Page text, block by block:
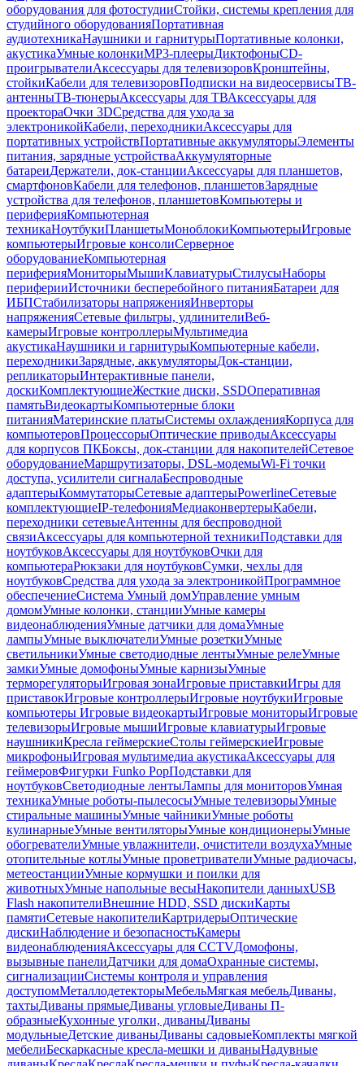
оборудования для фотостудииСтойки, системы крепления для
студийного оборудованияПортативная
аудиотехникаНаушники и гарнитурыПортативные колонки,
акустикаУмные колонкиMP3-плеерыДиктофоныCD-
проигрывателиАксессуары для телевизоровКронштейны,
стойкиКабели для телевизоровПодписки на видеосервисыТВ-
антенныТВ-тюнерыАксессуары для ТВАксессуары для
проектораОчки 3DСредства для ухода за
электроникойКабели, переходникиАксессуары для
портативных устройствПортативные аккумуляторыЭлементы
питания, зарядные устройстваАккумуляторные
батареиДержатели, док-станцииАксессуары для планшетов,
смартфоновКабели для телефонов, планшетовЗарядные
устройства для телефонов, планшетовКомпьютеры и
периферияКомпьютерная
техникаНоутбукиПланшетыМоноблокиКомпьютерыИгровые
компьютерыИгровые консолиСерверное
оборудованиеКомпьютерная
периферияМониторыМышиКлавиатурыСтилусыНаборы
периферииИсточники бесперебойного питанияБатареи для
ИБПСтабилизаторы напряженияИнверторы
напряженияСетевые фильтры, удлинителиВеб-
камерыИгровые контроллерыМультимедиа
акустикаНаушники и гарнитурыКомпьютерные кабели,
переходникиЗарядные, аккумуляторыДок-станции,
репликаторыИнтерактивные панели,
доскиКомплектующиеЖесткие диски, SSDОперативная
памятьВидеокартыКомпьютерные блоки
питанияМатеринские платыСистемы охлажденияКорпуса для
компьютеровПроцессорыОптические приводыАксессуары
для корпусов ПКБоксы, док-станции для накопителейСетевое
оборудованиеМаршрутизаторы, DSL-модемыWi-Fi точки
доступа, усилители сигналаБеспроводные
адаптерыКоммутаторыСетевые адаптерыPowerlineСетевые
комплектующиеIP-телефонияМедиаконвертерыКабели,
переходники сетевыеАнтенны для беспроводной
связиАксессуары для компьютерной техникиПодставки для
ноутбуковАксессуары для ноутбуковОчки для
компьютераРюкзаки для ноутбуковСумки, чехлы для
ноутбуковСредства для ухода за электроникойПрограммное
обеспечениеСистема Умный домУправление умным
домомУмные колонки, станцииУмные камеры
видеонаблюденияУмные датчики для домаУмные
лампыУмные выключателиУмные розеткиУмные
светильникиУмные светодиодные лентыУмные релеУмные
замкиУмные домофоныУмные карнизыУмные
терморегуляторыИгровая зонаИгровые приставкиИгры для
приставокИгровые контроллерыИгровые ноутбукиИгровые
компьютеры Игровые видеокартыИгровые мониторыИгровые
телевизорыИгровые мышиИгровые клавиатурыИгровые
наушникиКресла геймерскиеСтолы геймерскиеИгровые
микрофоныИгровая мультимедиа акустикаАксессуары для
геймеровФигурки Funko PopПодставки для
ноутбуковСветодиодные лентыЛампы для мониторовУмная
техникаУмные роботы-пылесосыУмные телевизорыУмные
стиральные машиныУмные чайникиУмные роботы
кулинарныеУмные вентиляторыУмные кондиционерыУмные
обогревателиУмные увлажнители, очистители воздухаУмные
отопительные котлыУмные проветривателиУмные радиочасы,
метеостанцииУмные кормушки и поилки для
животныхУмные напольные весыНакопители данныхUSB
Flash накопителиВнешние HDD, SSD дискиКарты
памятиСетевые накопителиКартридерыОптические
дискиНаблюдение и безопасностьКамеры
видеонаблюденияАксессуары для CCTVДомофоны,
вызывные панелиДатчики для домаОхранные системы,
сигнализацииСистемы контроля и управления
доступомМеталлодетекторыМебельМягкая мебельДиваны,
тахтыДиваны прямыеДиваны угловыеДиваны П-
образныеКухонные уголки, диваныДиваны
модульныеДетские диваныДиваны садовыеКомплекты мягкой
мебелиБескаркасные кресла-мешки и диваныНадувные